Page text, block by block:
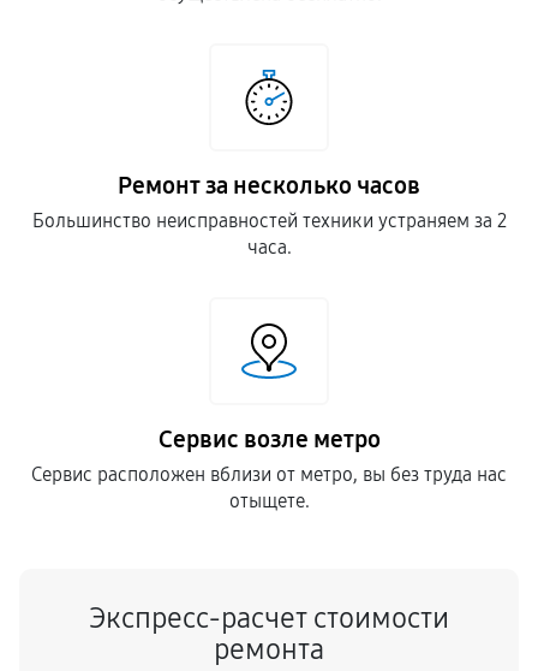
Ремонт за несколько часов
Большинство неисправностей техники устраняем за 2
часа.
Сервис возле метро
Сервис расположен вблизи от метро, вы без труда нас
отыщете.
Экспресс-расчет стоимости
ремонта